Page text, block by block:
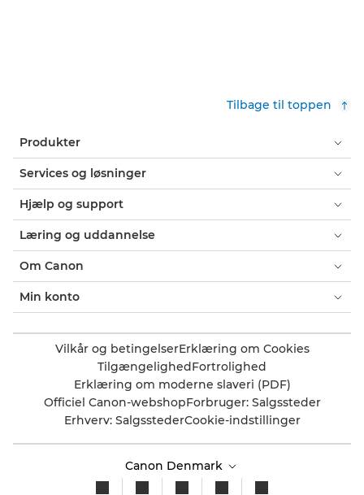
Tilbage til toppen
Produkter
Services og løsninger
Hjælp og support
Læring og uddannelse
Om Canon
Min konto
Vilkår og betingelserErklæring om Cookies
TilgængelighedFortrolighed
Erklæring om moderne slaveri (PDF)
Officiel Canon-webshopForbruger: Salgssteder
Erhverv: SalgsstederCookie-indstillinger
Canon Denmark